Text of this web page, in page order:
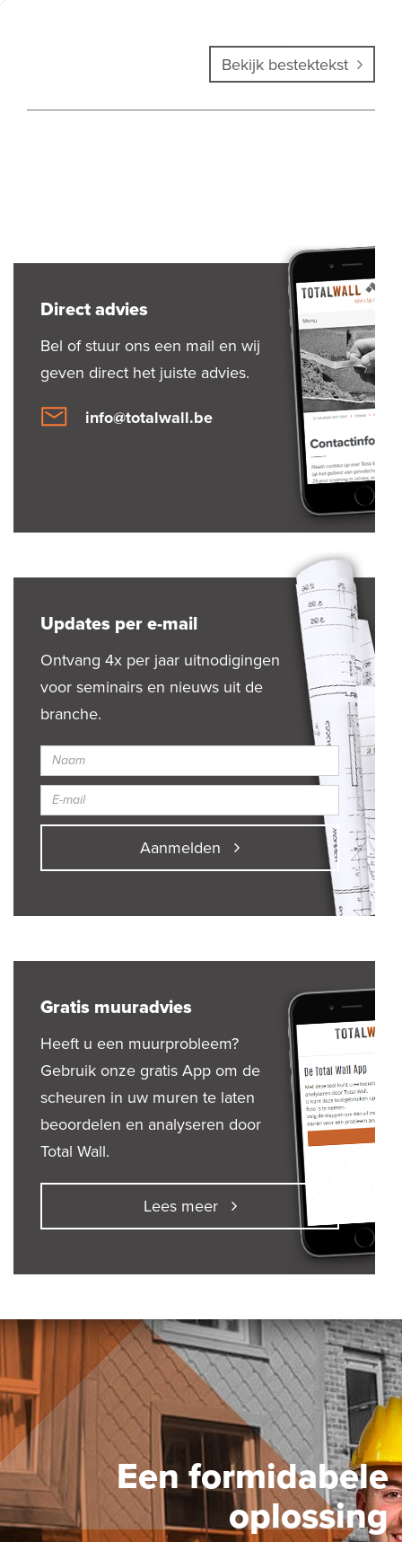
Bekijk bestektekst
Direct advies
Bel of stuur ons een mail en wij
geven direct het juiste advies.
info@totalwall.be
Updates per e-mail
Ontvang 4x per jaar uitnodigingen
voor seminairs en nieuws uit de
branche.
Aanmelden
Gratis muuradvies
Heeft u een muurprobleem?
Gebruik onze gratis App om de
scheuren in uw muren te laten
beoordelen en analyseren door
Total Wall.
Lees meer
Een formidabele
oplossing